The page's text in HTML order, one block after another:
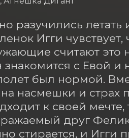
разучились летать
Игги чувствует,
считают
знакомится с Евой и
был нормой.
насмешки и страх
к своей мечте,
друг
стирается, и Игги